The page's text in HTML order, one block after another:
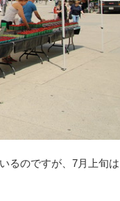
るのですが、7月上旬は